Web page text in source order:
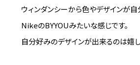
ウィンダンシーから色やデザインが自
NikeのBYYOUみたいな感じです。
自分好みのデザインが出来るのは嬉